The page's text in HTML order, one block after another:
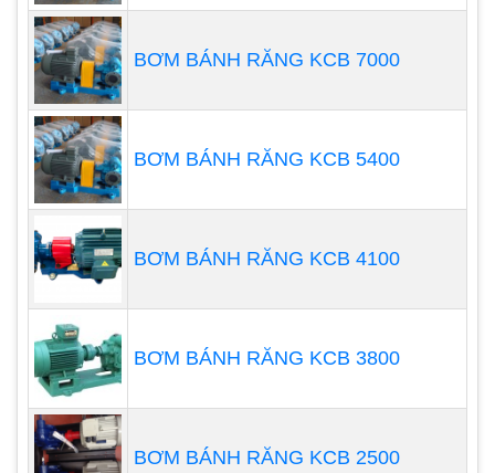
Tuổi thọ cao, ít phải bảo dưỡng.
An toàn khi sử dụng.
Giá thành tương đối cao
Khó lắp đặt hơn bơm đặt cạn
BƠM BÁNH RĂNG KCB 7000
BƠM BÁNH RĂNG KCB 5400
BƠM BÁNH RĂNG KCB 4100
BƠM BÁNH RĂNG KCB 3800
BƠM BÁNH RĂNG KCB 2500